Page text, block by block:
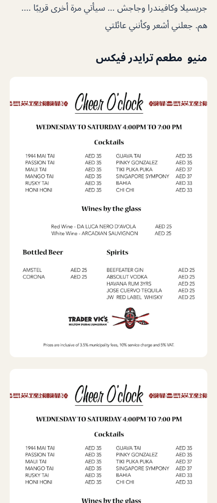
جريسيلا وكافيندرا وجاجش … سيأتي مرة أخرى قريبًا ….
هم. جعلني أشعر وكأنني عائلتي
منيو مطعم ترايدر فيكس